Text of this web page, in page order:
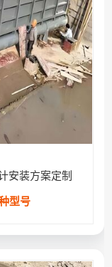
安装方案定制
型号